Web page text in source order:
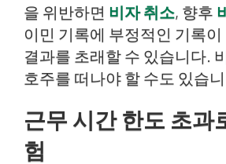
을 위반하면 비자 취소, 향후
이민 기록에 부정적인 기록
결과를 초래할 수 있습니다.
호주를 떠나야 할 수도 있습
근무 시간 한도 초과
험